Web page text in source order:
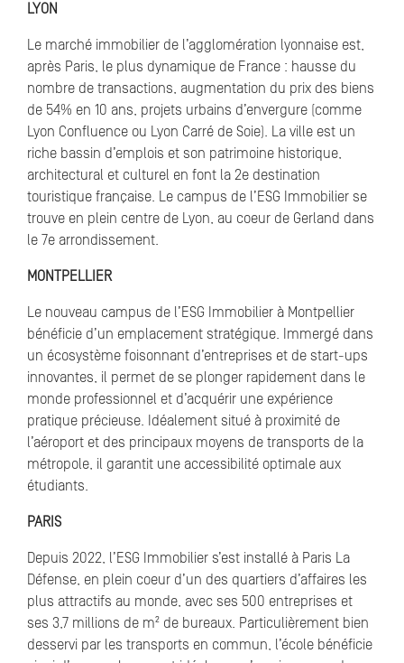
LYON
Le marché immobilier de l’agglomération lyonnaise est,
après Paris, le plus dynamique de France : hausse du
nombre de transactions, augmentation du prix des biens
de 54% en 10 ans, projets urbains d’envergure (comme
Lyon Confluence ou Lyon Carré de Soie). La ville est un
riche bassin d’emplois et son patrimoine historique,
architectural et culturel en font la 2e destination
touristique française. Le campus de l’ESG Immobilier se
trouve en plein centre de Lyon, au coeur de Gerland dans
le 7e arrondissement.
MONTPELLIER
Le nouveau campus de l’ESG Immobilier à Montpellier
bénéficie d’un emplacement stratégique. Immergé dans
un écosystème foisonnant d’entreprises et de start-ups
innovantes, il permet de se plonger rapidement dans le
monde professionnel et d’acquérir une expérience
pratique précieuse. Idéalement situé à proximité de
l’aéroport et des principaux moyens de transports de la
métropole, il garantit une accessibilité optimale aux
étudiants.
PARIS
Depuis 2022, l’ESG Immobilier s’est installé à Paris La
Défense, en plein coeur d’un des quartiers d’affaires les
plus attractifs au monde, avec ses 500 entreprises et
ses 3,7 millions de m² de bureaux. Particulièrement bien
desservi par les transports en commun, l’école bénéficie